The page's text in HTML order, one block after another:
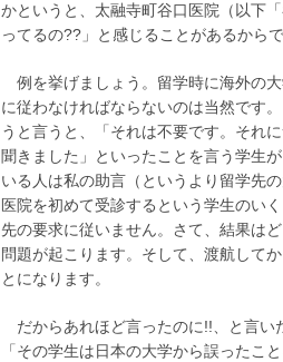
かというと、太融寺町谷口医院（以下
ってるの??」と感じることがあるからで
例を挙げましょう。留学時に海外の
に従わなければならないのは当然です
うと言うと、「それは不要です。それ
聞きました」といったことを言う学生
いる人は私の助言（というより留学先
医院を初めて受診するという学生のい
先の要求に従いません。さて、結果は
問題が起こります。そして、渡航して
とになります。
だからあれほど言ったのに!!、と言い
「その学生は日本の大学から誤ったこ